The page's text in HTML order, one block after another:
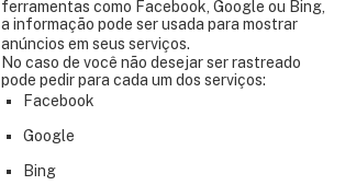
ferramentas como Facebook, Google ou Bing,
a informação pode ser usada para mostrar
anúncios em seus serviços.
No caso de você não desejar ser rastreado
pode pedir para cada um dos serviços:
Facebook
Google
Bing